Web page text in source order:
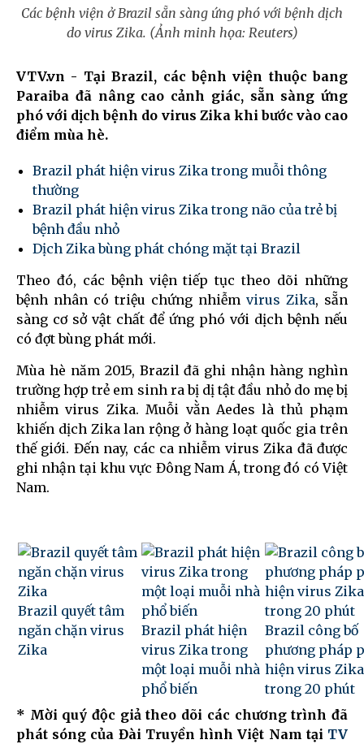
Các bệnh viện ở Brazil sẵn sàng ứng phó với bệnh dịch
do virus Zika. (Ảnh minh họa: Reuters)
VTV.vn - Tại Brazil, các bệnh viện thuộc bang
Paraiba đã nâng cao cảnh giác, sẵn sàng ứng
phó với dịch bệnh do virus Zika khi bước vào cao
điểm mùa hè.
Brazil phát hiện virus Zika trong muỗi thông
thường
Brazil phát hiện virus Zika trong não của trẻ bị
bệnh đầu nhỏ
Dịch Zika bùng phát chóng mặt tại Brazil
Theo đó, các bệnh viện tiếp tục theo dõi những
bệnh nhân có triệu chứng nhiễm virus Zika, sẵn
sàng cơ sở vật chất để ứng phó với dịch bệnh nếu
có đợt bùng phát mới.
Mùa hè năm 2015, Brazil đã ghi nhận hàng nghìn
trường hợp trẻ em sinh ra bị dị tật đầu nhỏ do mẹ bị
nhiễmvirus Zika. Muỗi vằn Aedes là thủ phạm
khiến dịch Zika lan rộng ở hàng loạt quốc gia trên
thế giới. Đến nay, các ca nhiễm virus Zika đã được
ghi nhận tại khu vực Đông Nam Á, trong đó có Việt
Nam.
Brazil quyết tâm
ngăn chặn virus
Zika
Brazil phát hiện
virus Zika trong
một loại muỗi nhà
phổ biến
Brazil công bố
phương pháp
hiện virus Zika
trong 20 phút
* Mời quý độc giả theo dõi các chương trình đã
phát sóng của Đài Truyền hình Việt Nam tại TV